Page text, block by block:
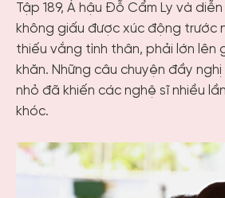
Tập 189, Á hậu Đỗ Cẩm Ly và
không giấu được xúc động trước
thiếu vắng tình thân, phải lớn lên
khăn. Những câu chuyện đầy
nhỏ đã khiến các nghệ sĩ nhiều
khóc.